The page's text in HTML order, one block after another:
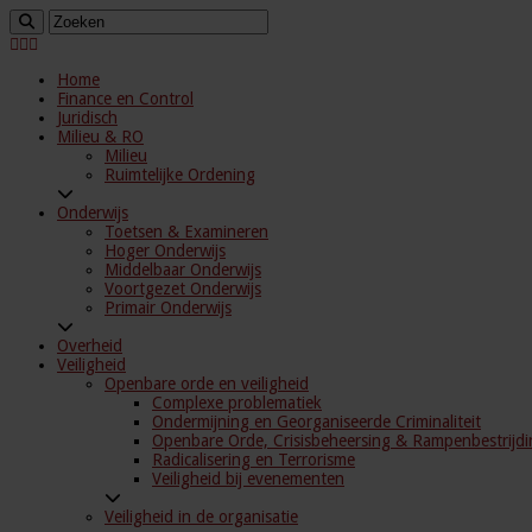
Home
Finance en Control
Juridisch
Milieu & RO
Milieu
Ruimtelijke Ordening
Onderwijs
Toetsen & Examineren
Hoger Onderwijs
Middelbaar Onderwijs
Voortgezet Onderwijs
Primair Onderwijs
Overheid
Veiligheid
Openbare orde en veiligheid
Complexe problematiek
Ondermijning en Georganiseerde Criminaliteit
Openbare Orde, Crisisbeheersing &
Radicalisering en Terrorisme
Veiligheid bij evenementen
Veiligheid in de organisatie